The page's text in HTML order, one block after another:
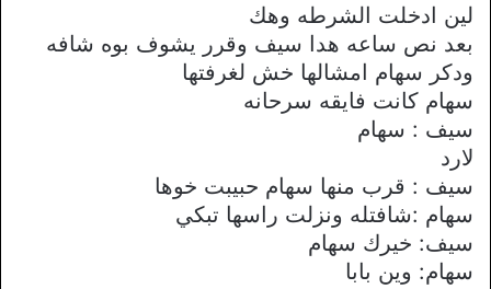
لين ادخلت الشرطه وهك
بعد نص ساعه هدا سيف وقرر يشوف بوه شافه
ودكر سهام امشالها خش لغرفتها
سهام كانت فايقه سرحانه
سيف : سهام
لارد
سيف : قرب منها سهام حبيبت خوها
سهام :شافتله ونزلت راسها تبكي
سيف: خيرك سهام
سهام: وين بابا